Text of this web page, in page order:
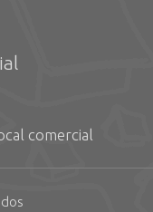
comercial